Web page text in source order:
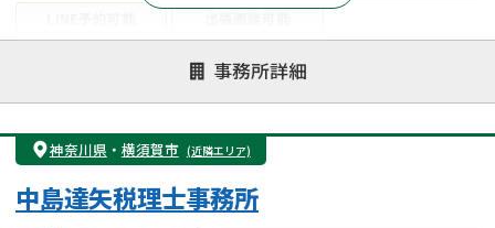
遺言書作成・遺言執行
相続放棄
相続登記
遺産分割
遺留分侵害額請求
相続税申告
相続手続き
銀行手続き
成年後見・任意後見
贈与税
事務所詳細
神奈川県 ・ 横須賀市 (近隣エリア)
中島達矢税理士事務所